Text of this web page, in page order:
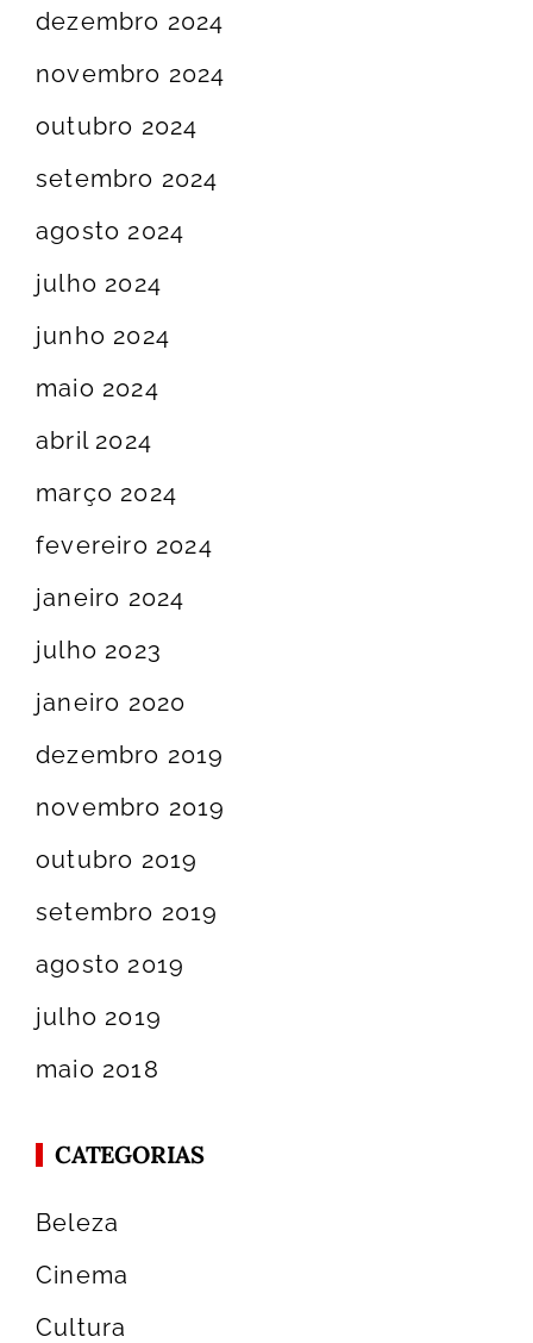
dezembro 2024
novembro 2024
outubro 2024
setembro 2024
agosto 2024
julho 2024
junho 2024
maio 2024
abril 2024
março 2024
fevereiro 2024
janeiro 2024
julho 2023
janeiro 2020
dezembro 2019
novembro 2019
outubro 2019
setembro 2019
agosto 2019
julho 2019
maio 2018
CATEGORIAS
Beleza
Cinema
Cultura